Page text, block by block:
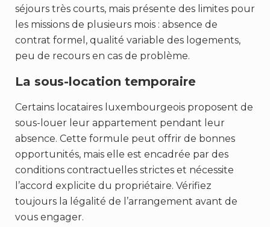
séjours très courts, mais présente des limites pour
les missions de plusieurs mois : absence de
contrat formel, qualité variable des logements,
peu de recours en cas de problème.
La sous-location temporaire
Certains locataires luxembourgeois proposent de
sous-louer leur appartement pendant leur
absence. Cette formule peut offrir de bonnes
opportunités, mais elle est encadrée par des
conditions contractuelles strictes et nécessite
l’accord explicite du propriétaire. Vérifiez
toujours la légalité de l’arrangement avant de
vous engager.